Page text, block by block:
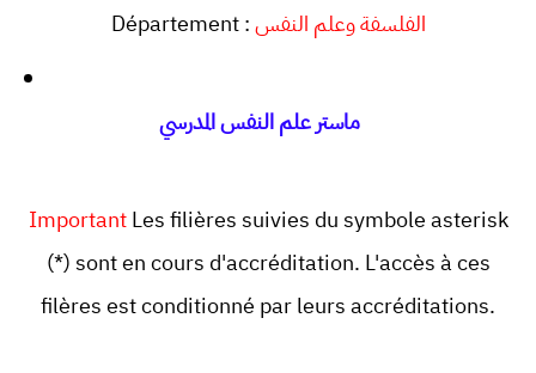
Département :الفلسفة وعلم النفس
ماستر علم النفس المدرسي
ImportantLes filières suivies du symbole asterisk
(*) sont en cours d'accréditation. L'accès à ces
filères est conditionné par leurs accréditations.